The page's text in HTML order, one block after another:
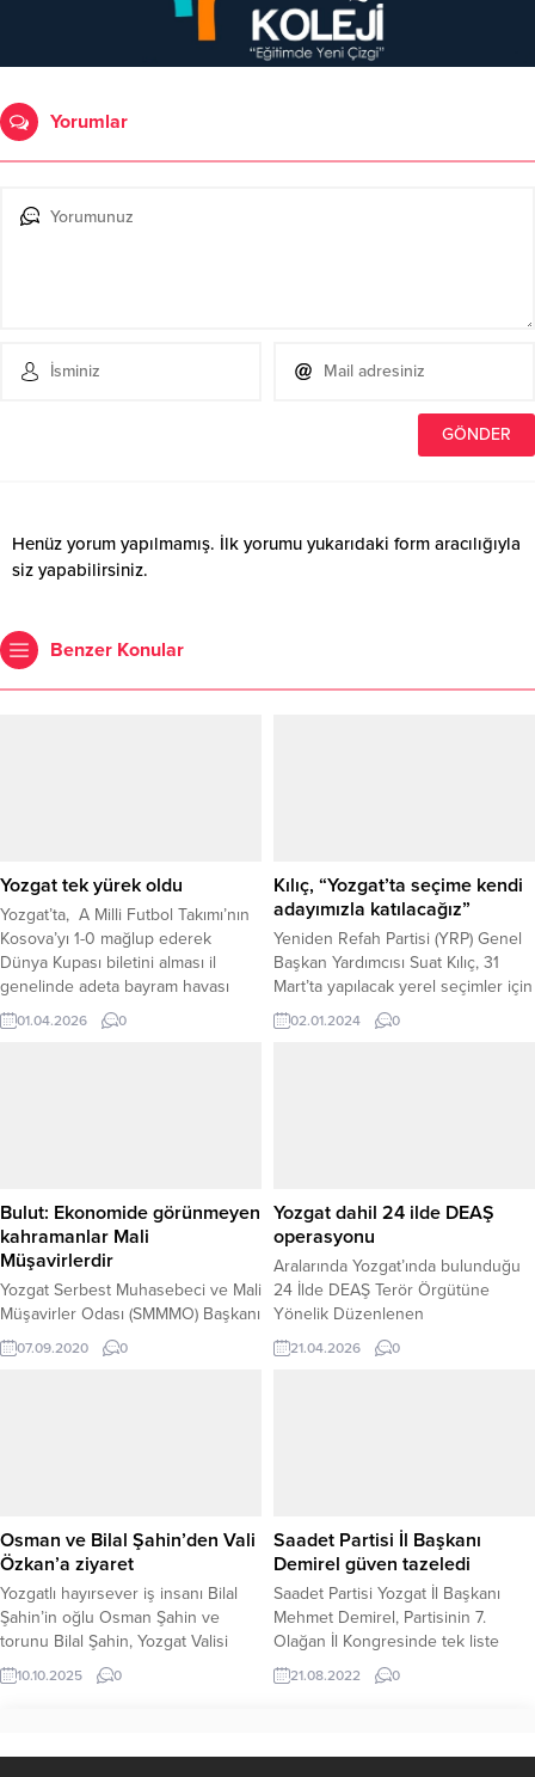
Yorumlar
Henüz yorum yapılmamış. İlk yorumu yukarıdaki form aracılığıyla
siz yapabilirsiniz.
Benzer Konular
Yozgat tek yürek oldu
Yozgat’ta, A Milli Futbol Takımı’nın
Kosova’yı 1-0 mağlup ederek
Dünya Kupası biletini alması il
genelinde adeta bayram havası
estirdi. İlde Cumhuriyet Meydanı’na
kurulan dev ekran önünde
01.04.2026 0
Kılıç, “Yozgat’ta seçime kendi
adayımızla katılacağız”
Yeniden Refah Partisi (YRP) Genel
Başkan Yardımcısı Suat Kılıç, 31
Mart’ta yapılacak yerel seçimler için
“Yozgat'ta biz kendi adayımızı
belirleyip açıklayacağız ve 31 Mart
02.01.2024 0
Bulut: Ekonomide görünmeyen
kahramanlar Mali
Müşavirlerdir
Yozgat Serbest Muhasebeci ve Mali
Müşavirler Odası (SMMMO) Başkanı
Ahmet Bulut, pandemi sürecinde
meslektaşlarının yaşadığı sorunlara
07.09.2020 0
Yozgat dahil 24 ilde DEAŞ
operasyonu
Aralarında Yozgat’ında bulunduğu
24 İlde DEAŞ Terör Örgütüne
Yönelik Düzenlenen
Operasyonlarda 90 Şüpheli
Yakalandı.” Jandarma Genel
Adana, Aksaray, Ankara, Antalya,
Aydın, Balıkesir, Batman, Bursa,
Diyarbakır, Düzce, Iğdır, İzmir,
Kahramanmaraş, Kayseri,...
21.04.2026 0
Osman ve Bilal Şahin’den Vali
Özkan’a ziyaret
Yozgatlı hayırsever iş insanı Bilal
Şahin’in oğlu Osman Şahin ve
torunu Bilal Şahin, Yozgat Valisi
Mehmet Ali Özkan’ı makamında
ziyaret etti. Ziyarette, Yozgat’a
gerçekleştirildi. Vali Mehmet Ali
10.10.2025 0
Saadet Partisi İl Başkanı
Demirel güven tazeledi
Saadet Partisi Yozgat İl Başkanı
Mehmet Demirel, Partisinin 7.
Olağan İl Kongresinde tek liste
halinde girdiği seçimde delegelerin
tamamının oyunu alarak yeniden İl
21.08.2022 0